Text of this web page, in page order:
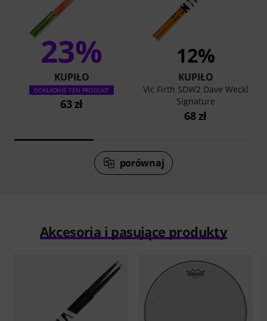
23%
KUPIŁO
DOKŁADNIE TEN PRODUKT
63 zł
12%
KUPIŁO
Vic Firth SDW2 Dave Weckl
Signature
68 zł
porównaj
Akcesoria i pasujące produkty